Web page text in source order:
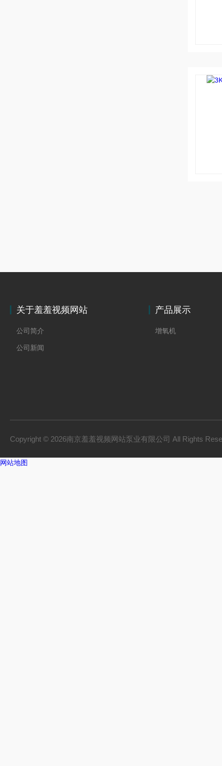
关于羞羞视频网站
公司简介
公司新闻
产品展示
增氧机
Copyright © 2026南京羞羞视频网站泵业有限公司 All Rights
网站地图